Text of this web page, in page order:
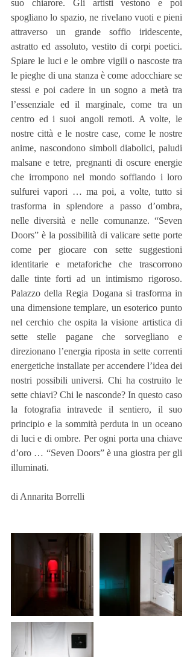
suo chiarore. Gli artisti vestono e poi
spogliano lo spazio, ne rivelano vuoti e pieni
attraverso un grande soffio iridescente,
astratto ed assoluto, vestito di corpi poetici.
Spiare le luci e le ombre vigili o nascoste tra
le pieghe di una stanza è come adocchiare se
stessi e poi cadere in un sogno a metà tra
l’essenziale ed il marginale, come tra un
centro ed i suoi angoli remoti. A volte, le
nostre città e le nostre case, come le nostre
anime, nascondono simboli diabolici, paludi
malsane e tetre, pregnanti di oscure energie
che irrompono nel mondo soffiando i loro
sulfurei vapori … ma poi, a volte, tutto si
trasforma in splendore a passo d’ombra,
nelle diversità e nelle comunanze. “Seven
Doors” è la possibilità di valicare sette porte
come per giocare con sette suggestioni
identitarie e metaforiche che trascorrono
dalle tinte forti ad un intimismo rigoroso.
Palazzo della Regia Dogana si trasforma in
una dimensione templare, un esoterico punto
nel cerchio che ospita la visione artistica di
sette stelle pagane che sorvegliano e
direzionano l’energia riposta in sette correnti
energetiche installate per accendere l’idea dei
nostri possibili universi. Chi ha costruito le
sette chiavi? Chi le nasconde? In questo caso
la fotografia intravede il sentiero, il suo
principio e la sommità perduta in un oceano
di luci e di ombre. Per ogni porta una chiave
d’oro … “Seven Doors” è una giostra per gli
illuminati.
di Annarita Borrelli